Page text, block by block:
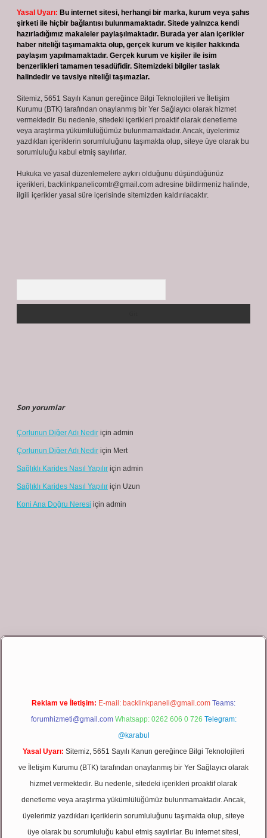
Yasal Uyarı: Bu internet sitesi, herhangi bir marka, kurum veya şahıs
şirketi ile hiçbir bağlantısı bulunmamaktadır. Sitede yalnızca kendi
hazırladığımız makaleler paylaşılmaktadır. Burada yer alan içerikler
haber niteliği taşımamakta olup, gerçek kurum ve kişiler hakkında
paylaşım yapılmamaktadır. Gerçek kurum ve kişiler ile isim
benzerlikleri tamamen tesadüfidir. Sitemizdeki bilgiler taslak
halindedir ve tavsiye niteliği taşımazlar.
Sitemiz, 5651 Sayılı Kanun gereğince Bilgi Teknolojileri ve İletişim
Kurumu (BTK) tarafından onaylanmış bir Yer Sağlayıcı olarak hizmet
vermektedir. Bu nedenle, sitedeki içerikleri proaktif olarak denetleme
veya araştırma yükümlülüğümüz bulunmamaktadır. Ancak, üyelerimiz
yazdıkları içeriklerin sorumluluğunu taşımakta olup, siteye üye olarak bu
sorumluluğu kabul etmiş sayılırlar.
Hukuka ve yasal düzenlemelere aykırı olduğunu düşündüğünüz
içerikleri, backlinkpanelicomtr@gmail.com adresine bildirmeniz halinde,
ilgili içerikler yasal süre içerisinde sitemizden kaldırılacaktır.
Son yorumlar
Çorlunun Diğer Adı Nedir için admin
Çorlunun Diğer Adı Nedir için Mert
Sağlıklı Karides Nasıl Yapılır için admin
Sağlıklı Karides Nasıl Yapılır için Uzun
Koni Ana Doğru Neresi için admin
giriş
Reklam ve İletişim: E-mail: backlinkpaneli@gmail.com Teams:
forumhizmeti@gmail.com Whatsapp: 0262 606 0 726 Telegram:
@karabul
Yasal Uyarı: Sitemiz, 5651 Sayılı Kanun gereğince Bilgi Teknolojileri
ve İletişim Kurumu (BTK) tarafından onaylanmış bir Yer Sağlayıcı olarak
hizmet vermektedir. Bu nedenle, sitedeki içerikleri proaktif olarak
denetleme veya araştırma yükümlülüğümüz bulunmamaktadır. Ancak,
üyelerimiz yazdıkları içeriklerin sorumluluğunu taşımakta olup, siteye
üye olarak bu sorumluluğu kabul etmiş sayılırlar. Bu internet sitesi,